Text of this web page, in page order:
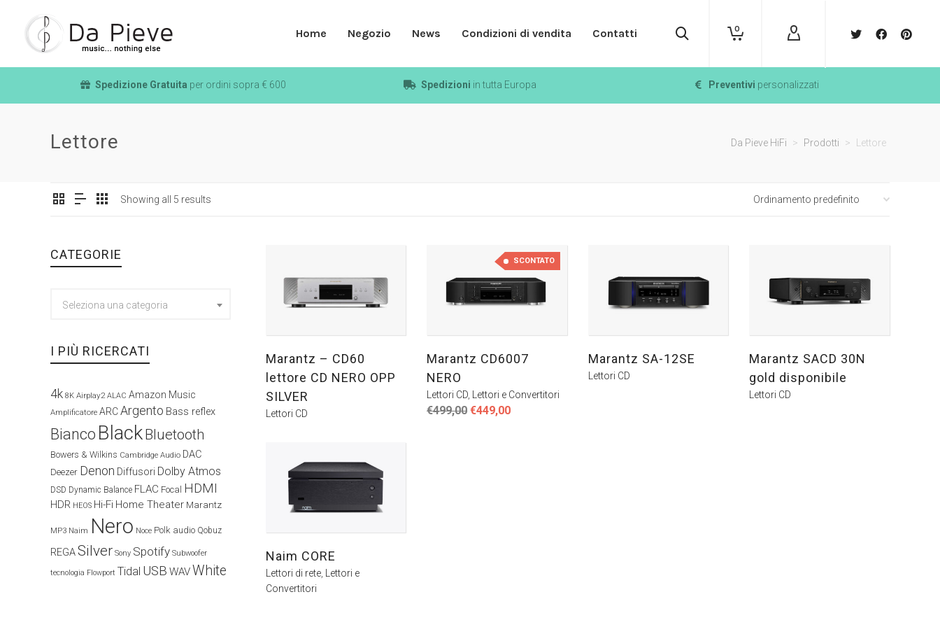
Home Negozio News Condizioni di vendita Contatti 0
Spedizione Gratuita per ordini sopra € 600 Spedizioni in tutta Europa Preventivi personalizzati
Lettore Da Pieve HiFi > Prodotti > Lettore
Showing all 5 results
Marantz – CD60
lettore CD NERO OPP
SILVER
Lettori CD
SCONTATO
Marantz CD6007
NERO
Lettori CD Lettori e Convertitori
€499,00 Il
€449,00Il
Marantz SA-12SE
Lettori CD
Marantz SACD 30N
gold disponibile
Lettori CD
Naim CORE
Lettori di rete,
Lettori e
Convertitori
CATEGORIE
Seleziona una categoria
I PIÙ RICERCATI
4k 8K Airplay2 ALAC Amazon Music
Amplificatore ARCArgento Bass reflex
Bianco BlackBluetooth
Bowers & Wilkins Cambridge Audio DAC
Deezer Denon Diffusori Dolby Atmos
DSD Dynamic Balance FLAC Focal HDMI
HDR HEOS Hi-Fi Home Theater Marantz
MP3 Naim Nero Noce Polk audio Qobuz
REGASilver Sony Spotify Subwoofer
tecnologia Flowport Tidal USB WAVWhite